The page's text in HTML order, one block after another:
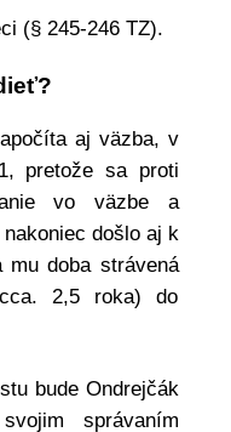
(§ 245-246 TZ).
aj väzba, v
pretože sa proti
vo väzbe a
došlo aj k
mu doba strávená
2,5 roka) do
bude Ondrejčák
správaním